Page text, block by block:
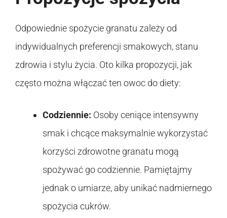
Odpowiednie spożycie granatu zależy od
indywidualnych preferencji smakowych, stanu
zdrowia i stylu życia. Oto kilka propozycji, jak
często można włączać ten owoc do diety:
Codziennie: Osoby ceniące intensywny
smak i chcące maksymalnie wykorzystać
korzyści zdrowotne granatu mogą
spożywać go codziennie. Pamiętajmy
jednak o umiarze, aby unikać nadmiernego
spożycia cukrów.